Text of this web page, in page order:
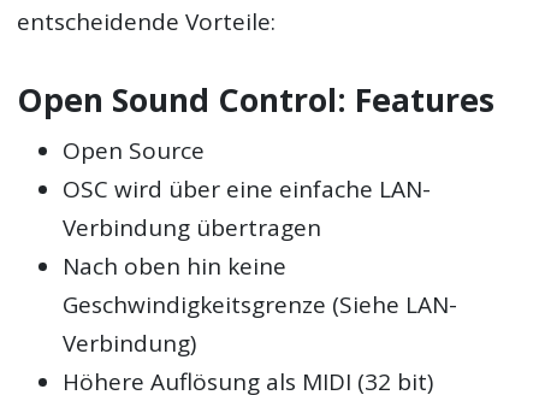
entscheidende Vorteile:
Open Sound Control: Features
Open Source
OSC wird über eine einfache LAN-
Verbindung übertragen
Nach oben hin keine
Geschwindigkeitsgrenze (Siehe LAN-
Verbindung)
Höhere Auflösung als MIDI (32 bit)